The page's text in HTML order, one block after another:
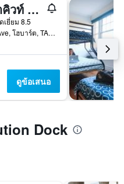
มอนตาคิวท์ บูทีค บังค์เฮาส์
เยี่ยม 8.5
1 Stowell Ave, โฮบาร์ต, TAS, ออสเตรเลีย
ดูข้อเสนอ
Dock